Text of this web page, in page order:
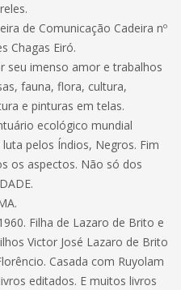
de Comunicação Cadeira nº
Chagas Eiró.
seu imenso amor e trabalhos
fauna, flora, cultura,
e pinturas em telas.
ecológico mundial
pelos Índios, Negros. Fim
os aspectos. Não só dos
Filha de Lazaro de Brito e
Victor José Lazaro de Brito
Casada com Ruyolam
editados. E muitos livros